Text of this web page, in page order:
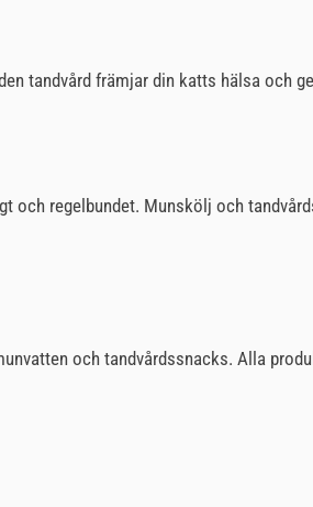
tandvård främjar din katts hälsa och
och regelbundet. Munskölj och
och tandvårdssnacks. Alla